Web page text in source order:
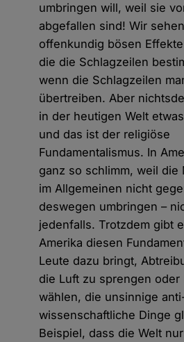
umbringen will, weil sie
abgefallen sind! Wir
offenkundig bösen
die die Schlagzeilen
wenn die Schlagzeilen
übertreiben. Aber
in der heutigen Welt
und das ist der religiöse
Fundamentalismus. In
ganz so schlimm, weil die
im Allgemeinen nicht
deswegen umbringen –
jedenfalls. Trotzdem gibt
Amerika diesen
Leute dazu bringt,
die Luft zu sprengen oder
wählen, die unsinnige
wissenschaftliche Dinge
Beispiel, dass die Welt